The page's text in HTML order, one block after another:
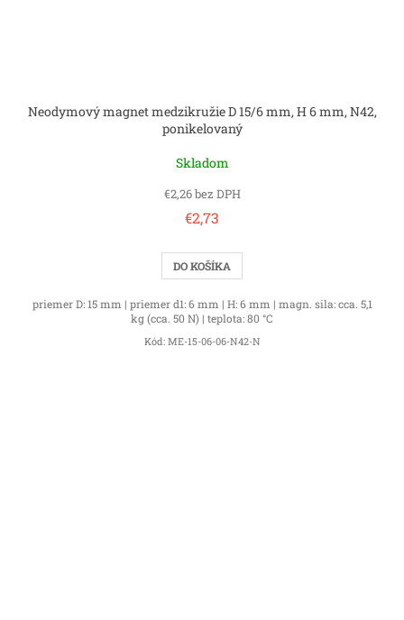
Neodymový magnet medzikružie D 15/6 mm, H 6 mm, N42,
ponikelovaný
Skladom
€2,26 bez DPH
€2,73
DO KOŠÍKA
priemer D: 15 mm | priemer d1: 6 mm | H: 6 mm | magn. sila: cca. 5,1
kg (cca. 50 N) | teplota: 80 °C
Kód: ME-15-06-06-N42-N